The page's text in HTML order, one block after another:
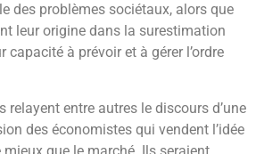
des problèmes sociétaux, alors que
leur origine dans la surestimation
capacité à prévoir et à gérer l’ordre
relayent entre autres le discours d’une
des économistes qui vendent l’idée